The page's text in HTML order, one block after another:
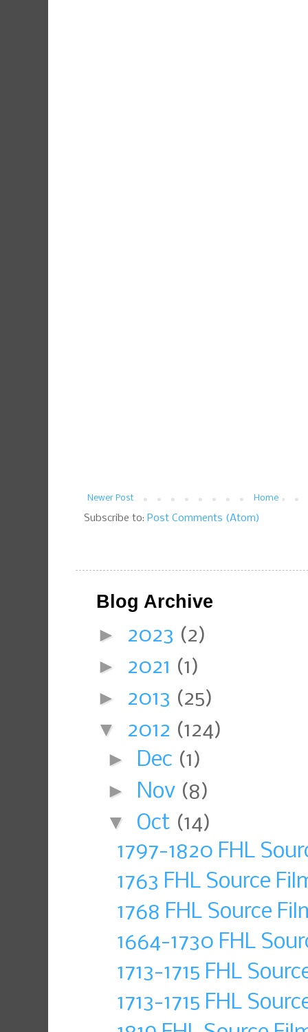
Newer Post Home
Subscribe to: Post Comments (Atom)
Blog Archive
► 2023 (2)
► 2021 (1)
► 2013 (25)
▼ 2012 (124)
► Dec (1)
► Nov (8)
▼ Oct (14)
1797-1820 FHL
1763 FHL Source
1768 FHL Source
1664-1730 FHL
1713-1715 FHL
1713-1715 FHL